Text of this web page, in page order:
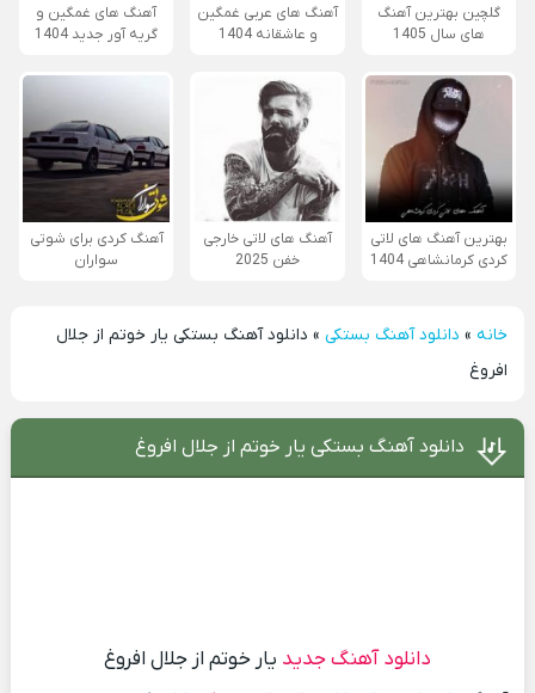
گلچین بهترین آهنگ
های سال 1405
آهنگ های عربی غمگین
و عاشقانه 1404
آهنگ های غمگین و
گریه آور جدید 1404
بهترین آهنگ های لاتی
کردی کرمانشاهی 1404
آهنگ های لاتی خارجی
خفن 2025
آهنگ کردی برای شوتی
سواران
خانه» دانلود آهنگ بستکی» دانلود آهنگ بستکی یار خوتم از جلال
افروغ
دانلود آهنگ بستکی یار خوتم از جلال افروغ
دانلود آهنگ جدید یار خوتم از جلال افروغ